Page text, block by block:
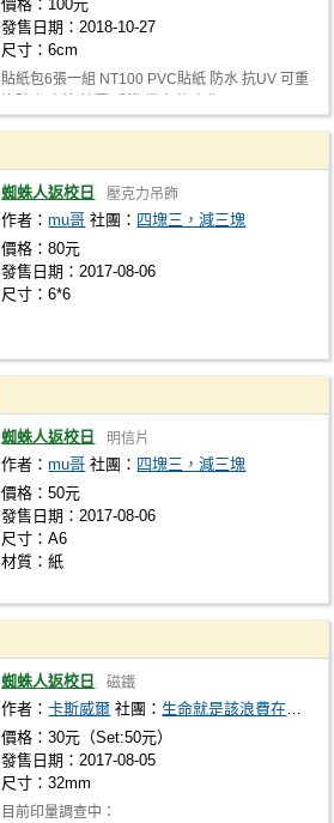
價格：100元
發售日期：2018-10-27
尺寸：6cm
貼紙包6張一組 NT100 PVC貼紙 防水 抗UV 可重
蜘蛛人返校日 壓克力吊飾
作者：mu哥 社團： 四塊三，減三塊
價格：80元
發售日期：2017-08-06
尺寸：6*6
蜘蛛人返校日 明信片
作者：mu哥 社團： 四塊三，減三塊
價格：50元
發售日期：2017-08-06
尺寸：A6
材質：紙
蜘蛛人返校日 磁鐵
作者：卡斯威爾 社團：生命就是該浪費在美好的時刻
價格：30元（Set:50元）
發售日期：2017-08-05
尺寸：32mm
目前印量調查中：